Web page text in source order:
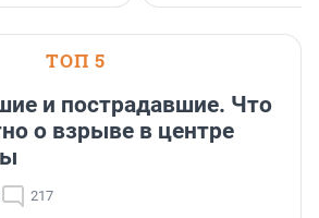
ТОП 5
и пострадавшие. Что
о взрыве в центре
217